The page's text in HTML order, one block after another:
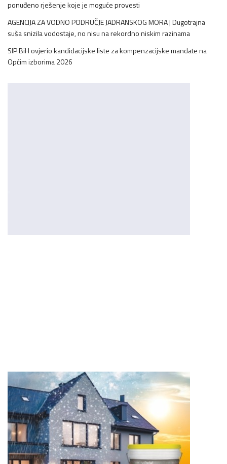
ponuđeno rješenje koje je moguće provesti
AGENCIJA ZA VODNO PODRUČJE JADRANSKOG MORA | Dugotrajna
suša snizila vodostaje, no nisu na rekordno niskim razinama
SIP BiH ovjerio kandidacijske liste za kompenzacijske mandate na
Općim izborima 2026